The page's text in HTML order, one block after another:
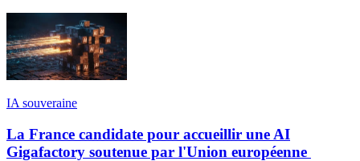
IA souveraine
La France candidate pour accueillir une AI
Gigafactory soutenue par l'Union européenne